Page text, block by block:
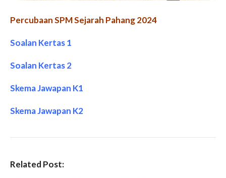
Percubaan SPM Sejarah Pahang 2024
Soalan Kertas 1
Soalan Kertas 2
Skema Jawapan K1
Skema Jawapan K2
Related Post: